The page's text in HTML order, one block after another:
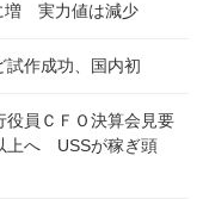
増 実力値は減少
作成功、国内初
役員ＣＦＯ決算会見要
上へ USSが稼ぎ頭